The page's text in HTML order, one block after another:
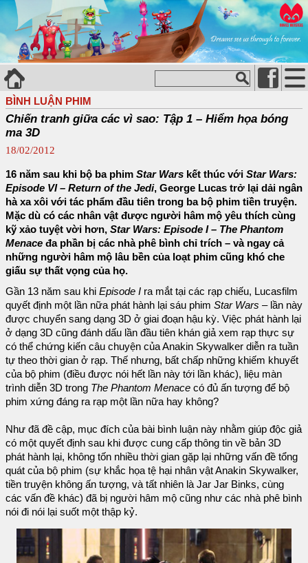
BÌNH LUẬN PHIM
Chiến tranh giữa các vì sao: Tập 1 – Hiểm họa bóng
ma 3D
18/02/2012
16 năm sau khi bộ ba phim Star Wars kết thúc với Star Wars:
Episode VI – Return of the Jedi, George Lucas trở lại dải ngân
hà xa xôi với tác phẩm đầu tiên trong ba bộ phim tiền truyện.
Mặc dù có các nhân vật được người hâm mộ yêu thích cùng
kỹ xảo tuyệt vời hơn, Star Wars: Episode I – The Phantom
Menace đa phần bị các nhà phê bình chỉ trích – và ngay cả
những người hâm mộ lâu bền của loạt phim cũng khó che
giấu sự thất vọng của họ.
Gần 13 năm sau khi Episode I ra mắt tại các rạp chiếu, Lucasfilm
quyết định một lần nữa phát hành lại sáu phim Star Wars – lần này
được chuyển sang dạng 3D ở giai đoạn hậu kỳ. Việc phát hành lại
ở dạng 3D cũng đánh dấu lần đầu tiên khán giả xem rạp thực sự
có thể chứng kiến câu chuyện của Anakin Skywalker diễn ra tuần
tự theo thời gian ở rạp. Thế nhưng, bất chấp những khiếm khuyết
của bộ phim (điều được nói hết lần này tới lần khác), liệu màn
trình diễn 3D trong The Phantom Menace có đủ ấn tượng để bộ
phim xứng đáng ra rạp một lần nữa hay không?
Như đã đề cập, mục đích của bài bình luận này nhằm giúp độc giả
có một quyết định sau khi được cung cấp thông tin về bản 3D
phát hành lại, không tốn nhiều thời gian gặp lại những vấn đề tổng
quát của bộ phim (sự khắc họa tệ hại nhân vật Anakin Skywalker,
tiền truyện không ấn tượng, và tất nhiên là Jar Jar Binks, cùng
các vấn đề khác) đã bị người hâm mộ cũng như các nhà phê bình
nói đi nói lại suốt một thập kỷ.